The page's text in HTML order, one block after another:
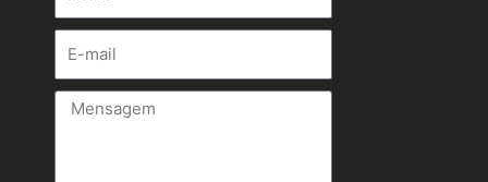
k
a
Mensagem